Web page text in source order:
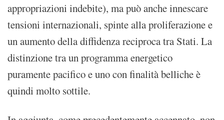
appropriazioni indebite), ma può anche innescare
tensioni internazionali, spinte alla proliferazione e
un aumento della diffidenza reciproca tra Stati. La
distinzione tra un programma energetico
puramente pacifico e uno con finalità belliche è
quindi molto sottile.